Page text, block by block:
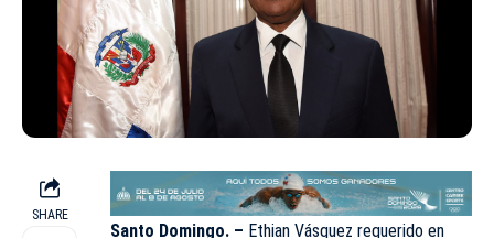
SHARE
Santo Domingo. – Ethian Vásquez requerido en